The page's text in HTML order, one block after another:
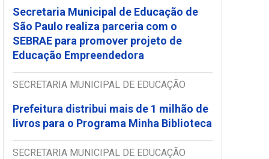
Secretaria Municipal de Educação de
São Paulo realiza parceria com o
SEBRAE para promover projeto de
Educação Empreendedora
SECRETARIA MUNICIPAL DE EDUCAÇÃO
Prefeitura distribui mais de 1 milhão de
livros para o Programa Minha Biblioteca
SECRETARIA MUNICIPAL DE EDUCAÇÃO